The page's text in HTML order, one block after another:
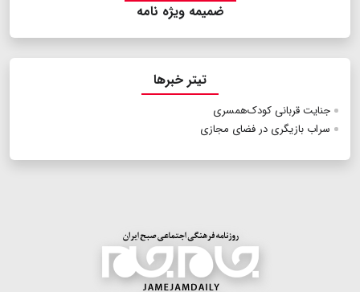
ضمیمه ویژه نامه
تیتر خبرها
جنایت قربانی کودک‌همسری
سراب بازیگری در فضای مجازی